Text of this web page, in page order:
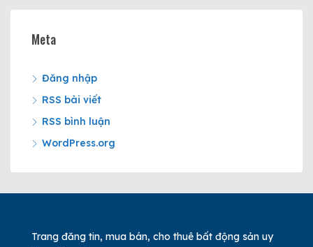
Meta
Đăng nhập
RSS bài viết
RSS bình luận
WordPress.org
Trang đăng tin, mua bán, cho thuê bất động sản uy